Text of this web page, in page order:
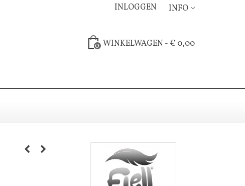
INFO
INLOGGEN
0 WINKELWAGEN -€ 0,00